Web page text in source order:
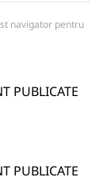
navigator pentru
PUBLICATE
PUBLICATE